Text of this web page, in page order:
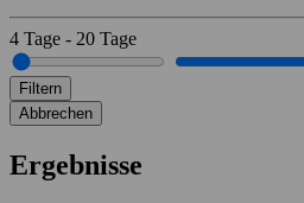
4 Tage - 20 Tage
Filtern
Abbrechen
Ergebnisse